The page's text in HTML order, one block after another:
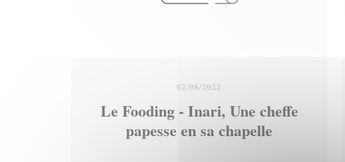
02/08/2022
Le Fooding - Inari, Une cheffe
papesse en sa chapelle